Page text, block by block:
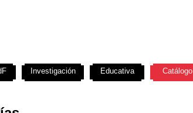
Investigación Educativa Catálogo